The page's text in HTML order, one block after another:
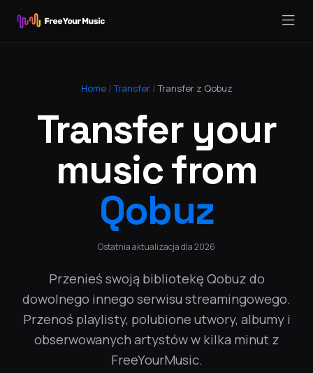
Home /Transfer /Transfer z Qobuz
Transfer your
music from
Qobuz
Ostatnia aktualizacja dla 2026
Przenieś swoją bibliotekę Qobuz do
dowolnego innego serwisu streamingowego.
Przenoś playlisty, polubione utwory, albumy i
obserwowanych artystów w kilka minut z
FreeYourMusic.